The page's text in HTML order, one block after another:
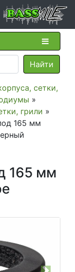
сетки,
»
грили »
165 мм
165 мм